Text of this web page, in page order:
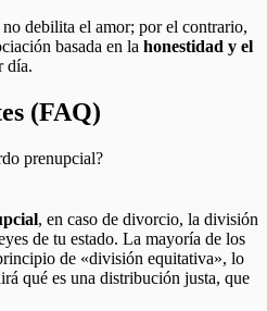
debilita el amor; por el contrario,
basada en la honestidad y el
día.
(FAQ)
prenupcial?
, en caso de divorcio, la división
de tu estado. La mayoría de los
de «división equitativa», lo
qué es una distribución justa, que